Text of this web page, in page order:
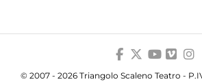
© 2007 - 2026 Triangolo Scaleno Teatro -